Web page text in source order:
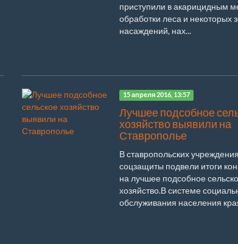
приступили в акарицидным
обработки леса и некоторых
насаждений, нах...
15 апреля 2016, 13:57
Лучшее подсобное
хозяйство выявили на
Ставрополье
В ставропольских
соцзащиты подвели итоги
на лучшее подсобное
хозяйство.В системе
обслуживания населения